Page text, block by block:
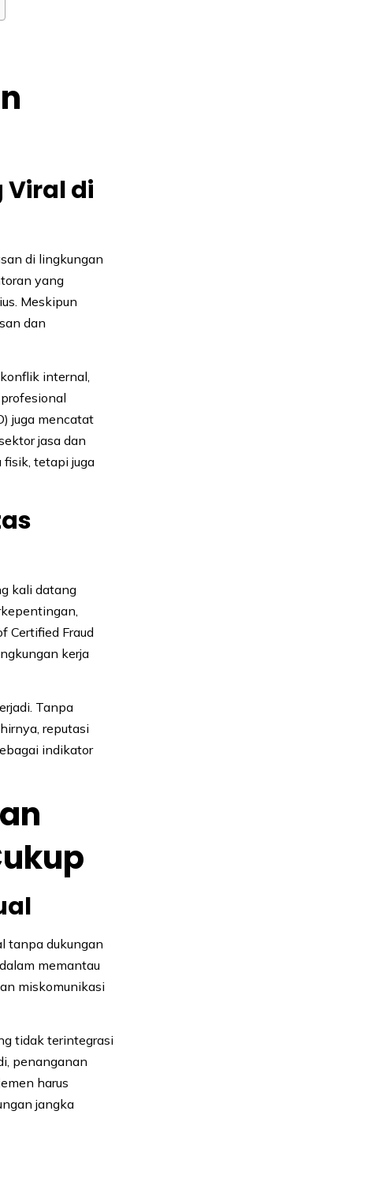
Viral di
di lingkungan
yang
Meskipun
dan
internal,
juga mencatat
jasa dan
fisik, tetapi juga
kali datang
Certified Fraud
kerja
Tanpa
reputasi
indikator
tanpa dukungan
memantau
miskomunikasi
tidak terintegrasi
penanganan
harus
jangka